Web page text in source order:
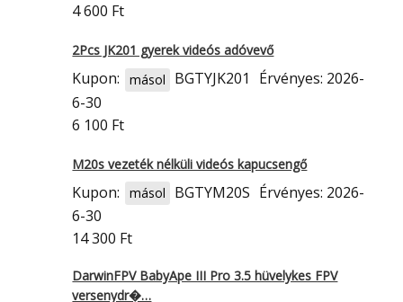
4 600 Ft
2Pcs JK201 gyerek videós adóvevő
Kupon: másol BGTYJK201
Érvényes: 2026-
6-30
6 100 Ft
M20s vezeték nélküli videós kapucsengő
Kupon: másol BGTYM20S Érvényes: 2026-
6-30
14 300 Ft
DarwinFPV BabyApe III Pro 3.5 hüvelykes FPV
versenydr�…